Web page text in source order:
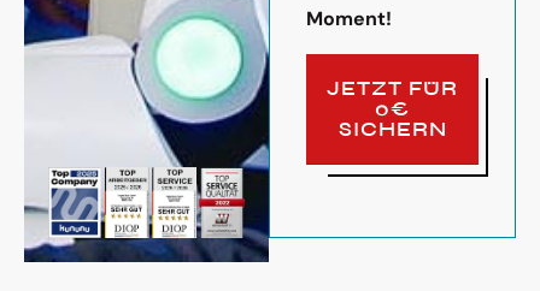
Moment!
JETZT FÜR
0€
SICHERN